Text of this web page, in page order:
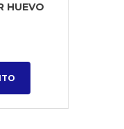
HUEVO